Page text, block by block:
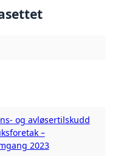
og avløsertilskudd
–
2023